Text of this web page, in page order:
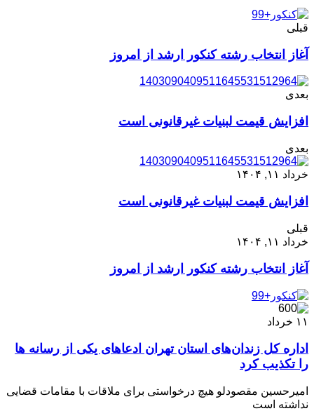
قبلی
آغاز انتخاب رشته کنکور ارشد از امروز
بعدی
افزایش قیمت لبنیات غیرقانونی است
بعدی
خرداد ۱۱, ۱۴۰۴
افزایش قیمت لبنیات غیرقانونی است
قبلی
خرداد ۱۱, ۱۴۰۴
آغاز انتخاب رشته کنکور ارشد از امروز
۱۱ خرداد
اداره کل زندان‌های استان تهران ادعاهای یکی از رسانه ها
را تکذیب کرد
امیرحسین مقصودلو هیچ درخواستی برای ملاقات با مقامات قضایی
نداشته است